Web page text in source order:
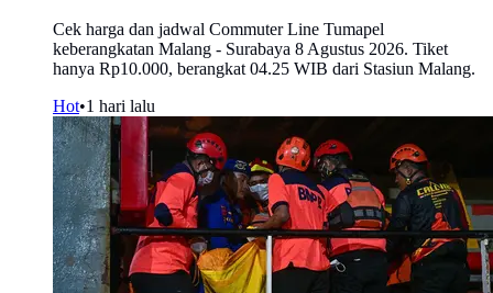
Cek harga dan jadwal Commuter Line Tumapel
keberangkatan Malang - Surabaya 8 Agustus 2026. Tiket
hanya Rp10.000, berangkat 04.25 WIB dari Stasiun Malang.
Hot•1 hari lalu